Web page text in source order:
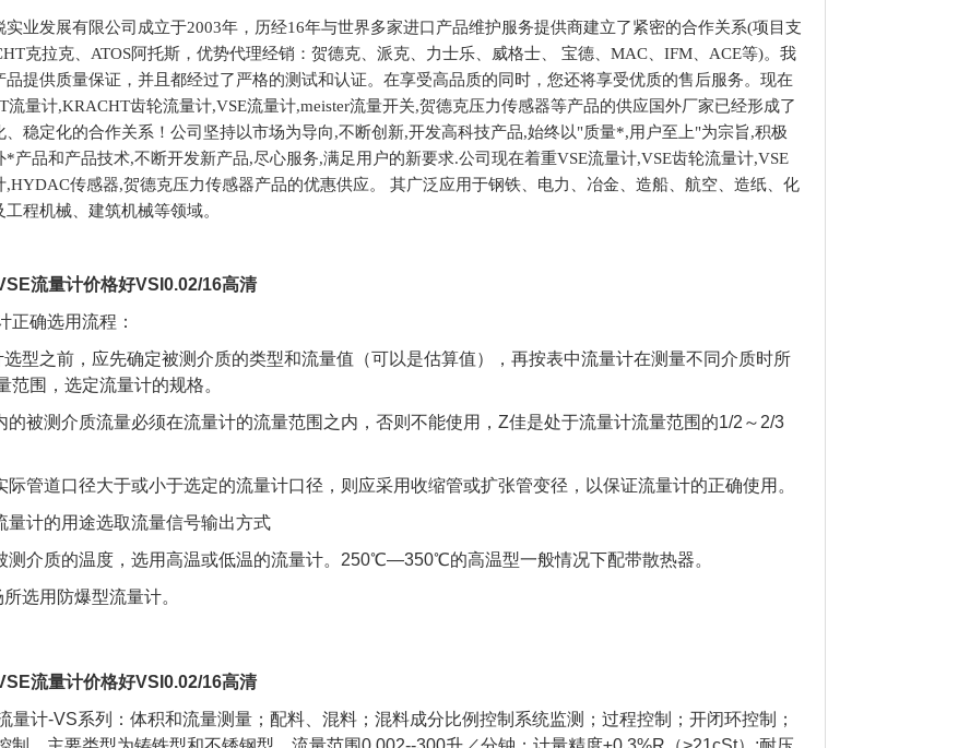
实业发展有限公司成立于2003年，历经16年与世界多家进口产品维护服务提供商建立了紧密的合作关系(项目支
克拉克、ATOS阿托斯，优势代理经销：贺德克、派克、力士乐、威格士、 宝德、MAC、IFM、ACE等)。我
品提供质量保证，并且都经过了严格的测试和认证。在享受高品质的同时，您还将享受优质的售后服务。现在
流量计,KRACHT齿轮流量计,VSE流量计,meister流量开关,贺德克压力传感器等产品的供应国外厂家已经形成了
、稳定化的合作关系！公司坚持以市场为导向,不断创新,开发高科技产品,始终以"质量*,用户至上"为宗旨,积极
*产品和产品技术,不断开发新产品,尽心服务,满足用户的新要求.公司现在着重VSE流量计,VSE齿轮流量计,VSE
,HYDAC传感器,贺德克压力传感器产品的优惠供应。 其广泛应用于钢铁、电力、冶金、造船、航空、造纸、化
工程机械、建筑机械等领域。
流量计价格好VSI0.02/16高清
正确选用流程：
选型之前，应先确定被测介质的类型和流量值（可以是估算值），再按表中流量计在测量不同介质时所
范围，选定流量计的规格。
的被测介质流量必须在流量计的流量范围之内，否则不能使用，Z佳是处于流量计流量范围的1/2～2/3
际管道口径大于或小于选定的流量计口径，则应采用收缩管或扩张管变径，以保证流量计的正确使用。
量计的用途选取流量信号输出方式
测介质的温度，选用高温或低温的流量计。250℃—350℃的高温型一般情况下配带散热器。
选用防爆型流量计。
流量计价格好VSI0.02/16高清
量计-VS系列：体积和流量测量；配料、混料；混料成分比例控制系统监测；过程控制；开闭环控制；